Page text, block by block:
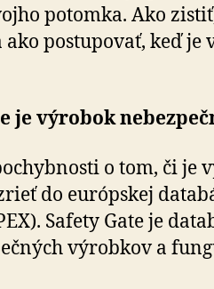
potomka. Ako
postupovať, keď
je výrobok
o tom, či je
do európskej
Safety Gate je
výrobkov a